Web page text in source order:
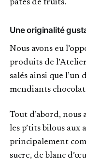
pâtes de fruits.
Une originalité
Nous avons eu
produits de
salés ainsi que
mendiants
Tout d’abord,
les p’tits bilous aux
principalement
sucre, de blanc